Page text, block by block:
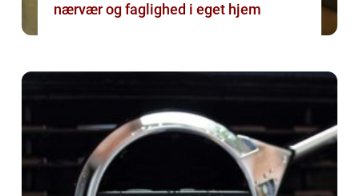
nærvær og faglighed i eget hjem